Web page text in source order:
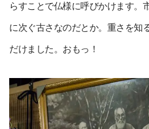
らすことで仏様に呼びかけます。
に次ぐ古さなのだとか。重さを知
だけました。おもっ！